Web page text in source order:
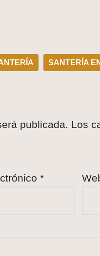
SANTERÍA
publicada. Los
*